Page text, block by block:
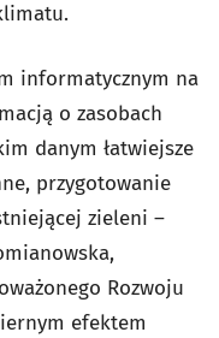
informatycznym na
o zasobach
danym łatwiejsze
przygotowanie
zieleni –
Rozwoju
efektem